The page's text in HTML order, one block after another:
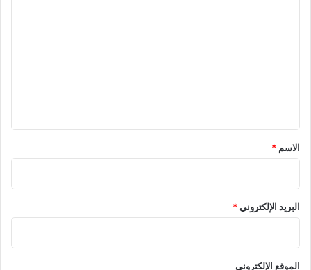
*
الاسم *
البريد الإلكتروني*
الموقع الإلكتروني